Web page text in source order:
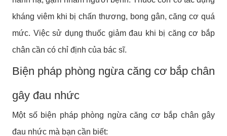
kháng viêm khi bị chấn thương, bong gân, căng cơ quá
mức. Việc sử dụng thuốc giảm đau khi bị căng cơ bắp
chân cần có chỉ định của bác sĩ.
Biện pháp phòng ngừa căng cơ bắp chân
gây đau nhức
Một số biện pháp phòng ngừa căng cơ bắp chân gây
đau nhức mà bạn cần biết: